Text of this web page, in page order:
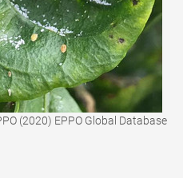
(2020) EPPO Global Database